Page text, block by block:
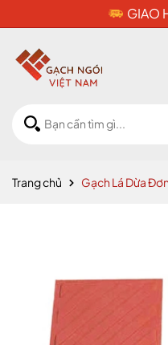
Trang chủ Gạch Lá Dừa Đơn
Mã giảm giá: